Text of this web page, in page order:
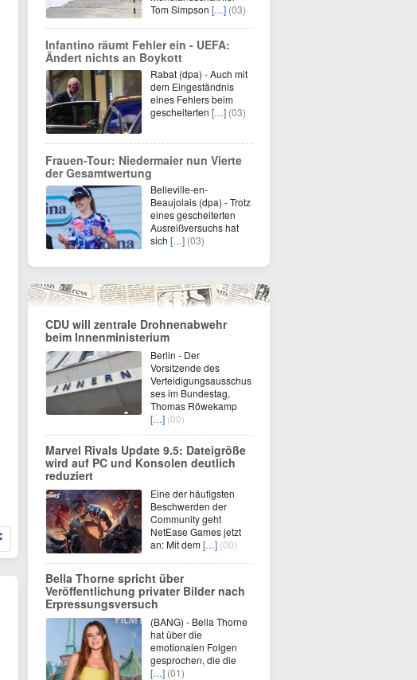
Tom Simpson […] (03)
Infantino räumt Fehler ein - UEFA:
Ändert nichts an Boykott
Rabat (dpa) - Auch mit
dem Eingeständnis
eines Fehlers beim
gescheiterten […] (03)
Frauen-Tour: Niedermaier nun Vierte
der Gesamtwertung
Belleville-en-
Beaujolais (dpa) - Trotz
eines gescheiterten
Ausreißversuchs hat
sich […] (03)
CDU will zentrale Drohnenabwehr
beim Innenministerium
Berlin - Der
Vorsitzende des
Verteidigungsausschus
ses im Bundestag,
Thomas Röwekamp
[…] (00)
Marvel Rivals Update 9.5: Dateigröße
wird auf PC und Konsolen deutlich
reduziert
Eine der häufigsten
Beschwerden der
Community geht
NetEase Games jetzt
an: Mit dem[…] (00)
Bella Thorne spricht über
Veröffentlichung privater Bilder nach
Erpressungsversuch
(BANG) - Bella Thorne
hat über die
emotionalen Folgen
gesprochen, die die
[…] (01)